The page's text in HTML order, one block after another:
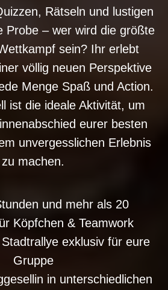
Rätseln und lustigen
Probe – wer wird die größte
sein? Ihr erlebt
völlig neuen Perspektive
Menge Spaß und Action.
ist die ideale Aktivität, um
eurer besten
unvergesslichen Erlebnis
zu machen.
und mehr als 20
Köpfchen & Teamwork
exklusiv für eure
Gruppe
in unterschiedlichen